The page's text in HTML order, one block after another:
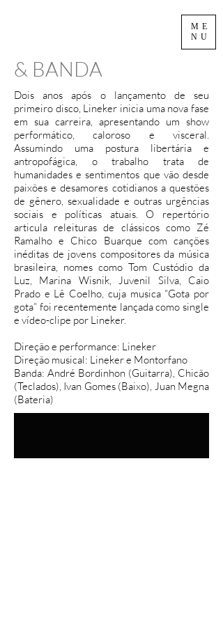
ME
NU
& BANDA
Dois anos após o lançamento de seu
primeiro disco, Lineker inicia uma nova fase
em sua carreira, apresentando um show
performático, caloroso e visceral.
Assumindo uma postura libertária e
antropofágica, o trabalho trata de
humanidades e sentimentos que vão desde
paixões e desamores cotidianos a questões
de gênero, sexualidade e outras urgências
sociais e políticas atuais. O repertório
articula releituras de clássicos como Zé
Ramalho e Chico Buarque com canções
inéditas de jovens compositores da música
brasileira, nomes como Tom Custódio da
Luz, Marina Wisnik, Juvenil Silva, Caio
Prado e Lê Coelho, cuja musica “Gota por
gota” foi recentemente lançada como single
e vídeo-clipe por Lineker.
Direção e performance: Lineker
Direção musical: Lineker e Montorfano
Banda: André Bordinhon (Guitarra), Chicão
(Teclados), Ivan Gomes (Baixo), Juan Megna
(Bateria)